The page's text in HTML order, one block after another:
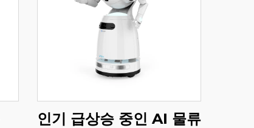
인기 급상승 중인 AI 물류